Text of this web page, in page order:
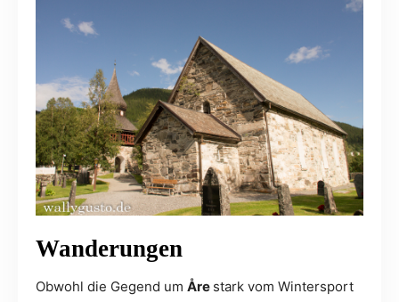
Wanderungen
Obwohl die Gegend um Åre stark vom Wintersport